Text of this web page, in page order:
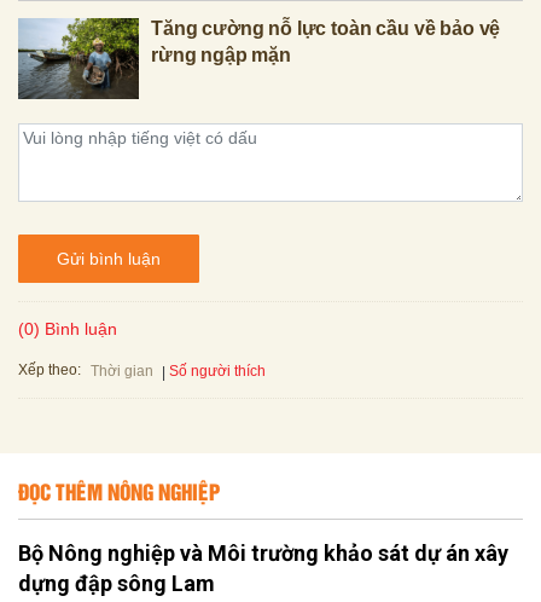
Tăng cường nỗ lực toàn cầu về bảo vệ
rừng ngập mặn
Gửi bình luận
(0) Bình luận
Xếp theo: Thời gian Số người thích
ĐỌC THÊM NÔNG NGHIỆP
Bộ Nông nghiệp và Môi trường khảo sát dự án xây
dựng đập sông Lam